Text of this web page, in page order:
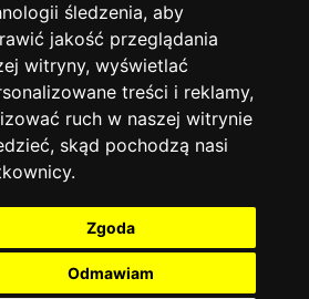
śledzenia, aby
jakość przeglądania
witryny, wyświetlać
treści i reklamy,
ruch w naszej witrynie
skąd pochodzą nasi
Zgoda
Odmawiam
KULTURY MIASTA KRAKOWA I
MAŁOPOLSKIEGO
Translated by Google Translate
publiczne|